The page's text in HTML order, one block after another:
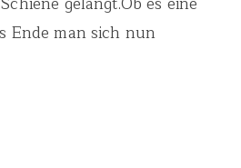
Ende man sich nun